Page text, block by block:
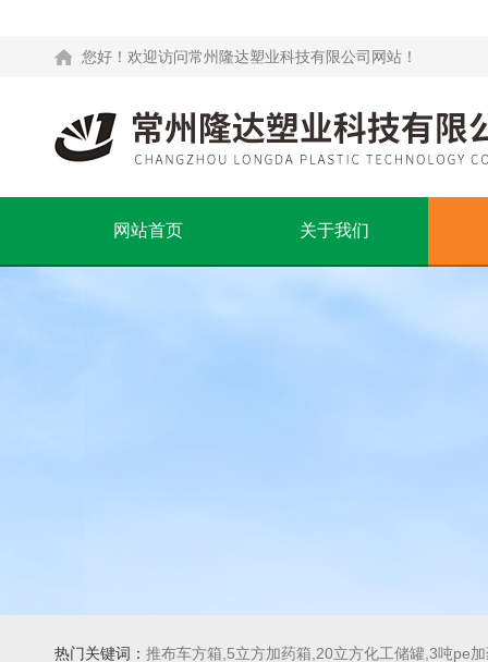
您好！欢迎访问常州隆达塑业科技有限公司网站！
网站首页 关于我们
热门关键词： 推布车方箱,5立方加药箱,20立方化工储罐,3吨pe